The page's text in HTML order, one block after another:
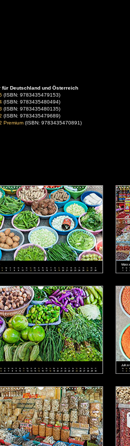
für Deutschland und Österreich
(ISBN: 9783435479153)
(ISBN: 9783435480494)
(ISBN: 9783435480135)
(ISBN: 9783435479689)
Premium (ISBN: 9783435470891)